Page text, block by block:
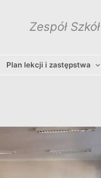
Zespół
Plan lekcji i zastępstwa